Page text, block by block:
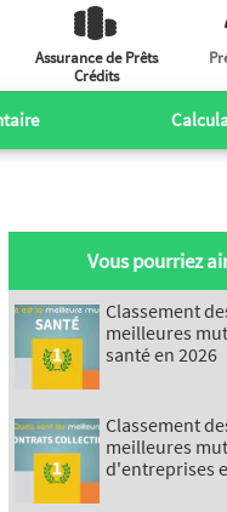
Assurance de Prêts
Crédits
Vous pourriez
Classement
meilleures
santé en 2026
Classement
meilleures
d'entreprises